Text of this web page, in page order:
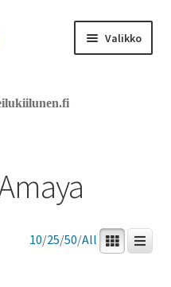
Valikko
10/25/50/All